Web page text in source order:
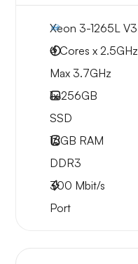
Xeon 3-1265L V3
4 Cores x 2.5GHz
Max 3.7GHz
1x256GB
SSD
16GB RAM
DDR3
300 Mbit/s
Port